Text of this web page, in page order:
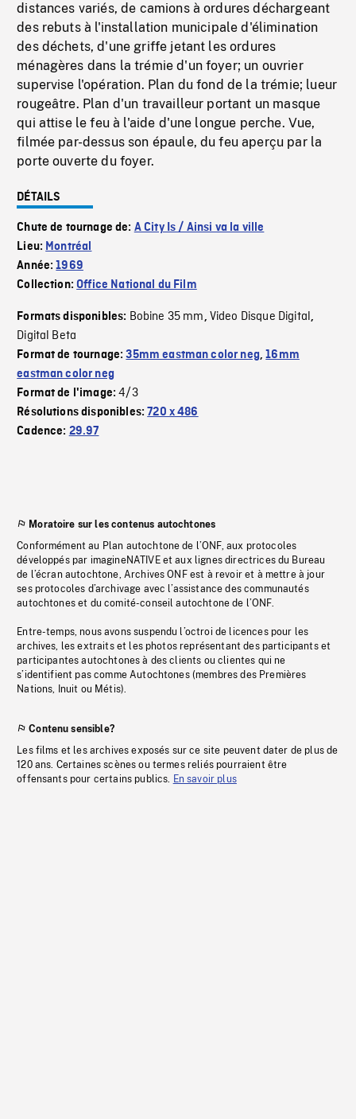
distances variés, de camions à ordures déchargeant
des rebuts à l'installation municipale d'élimination
des déchets, d'une griffe jetant les ordures
ménagères dans la trémie d'un foyer; un ouvrier
supervise l'opération. Plan du fond de la trémie; lueur
rougeâtre. Plan d'un travailleur portant un masque
qui attise le feu à l'aide d'une longue perche. Vue,
filmée par-dessus son épaule, du feu aperçu par la
porte ouverte du foyer.
DÉTAILS
Chute de tournage de: A City Is / Ainsi va la ville
Lieu: Montréal
Année:1969
Collection:Office National du Film
Formats disponibles: Bobine 35 mm, Video Disque Digital,
Digital Beta
Format de tournage:35mm eastman color neg,16mm
eastman color neg
Format de l'image:4/3
Résolutions disponibles:720 x 486
Cadence: 29.97
Moratoire sur les contenus autochtones
Conformément au Plan autochtone de l’ONF, aux protocoles
développés par imagineNATIVE et aux lignes directrices du Bureau
de l’écran autochtone, Archives ONF est à revoir et à mettre à jour
ses protocoles d’archivage avec l’assistance des communautés
autochtones et du comité-conseil autochtone de l’ONF.
Entre-temps, nous avons suspendu l’octroi de licences pour les
archives, les extraits et les photos représentant des participants et
participantes autochtones à des clients ou clientes qui ne
s’identifient pas comme Autochtones (membres des Premières
Nations, Inuit ou Métis).
Contenu sensible?
Les films et les archives exposés sur ce site peuvent dater de plus de
120 ans. Certaines scènes ou termes reliés pourraient être
offensants pour certains publics. En savoir plus